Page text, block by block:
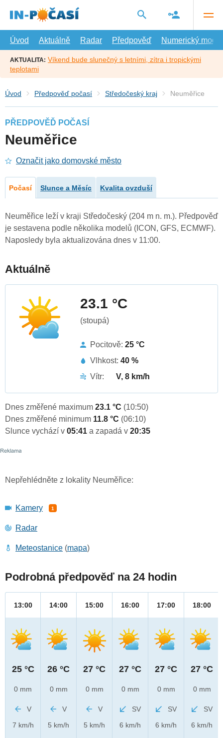
hlavní
Úvod
Aktuálně Radar Předpověď Numerický model
AKTUALITA: Víkend bude slunečný s letními, zítra i tropickými
teplotami
Úvod Předpověď počasí Středočeský kraj Neuměřice
PŘEDPOVĚĎ POČASÍ
Neuměřice
Označit jako domovské město
Počasí Slunce a Měsíc Kvalita ovzduší
Neuměřice leží v kraji Středočeský (204 m n. m.). Předpověď
je sestavena podle několika modelů (ICON, GFS, ECMWF).
Naposledy byla aktualizována dnes v 11:00.
Aktuálně
23.1 °C
(stoupá)
Pocitově: 25 °C
Vlhkost: 40 %
Vítr:
V, 8 km/h
Dnes změřené maximum 23.1 °C (10:50)
Dnes změřené minimum 11.8 °C (06:10)
Slunce vychází v 05:41 a zapadá v 20:35
Nepřehlédněte z lokality Neuměřice:
Kamery 1
Radar
Meteostanice (mapa)
Podrobná předpověď na 24 hodin
13:00
25 °C
0 mm
V
7 km/h
14:00
26 °C
0 mm
V
5 km/h
15:00
27 °C
0 mm
V
5 km/h
16:00
27 °C
0 mm
SV
6 km/h
17:00
27 °C
0 mm
SV
6 km/h
18:00
27 °C
0 mm
SV
6 km/h